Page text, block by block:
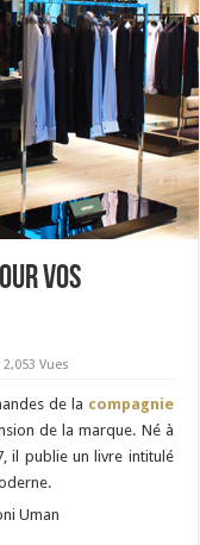
vos
2,053 Vues
de la compagnie
de la marque. Né à
il publie un livre intitulé